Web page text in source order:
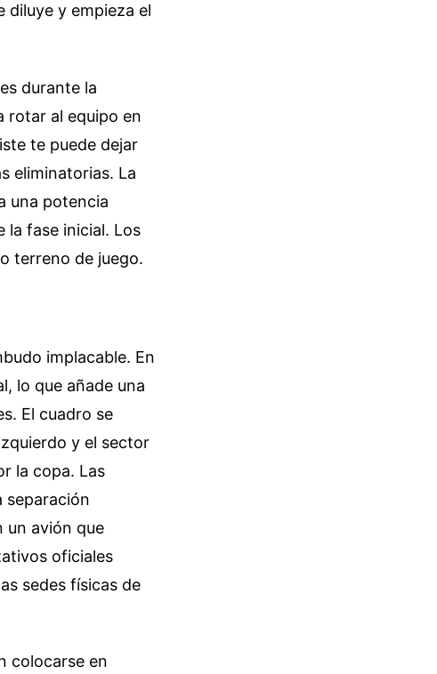
diluye y empieza el
durante la
rotar al equipo en
te puede dejar
eliminatorias. La
una potencia
la fase inicial. Los
terreno de juego.
implacable. En
lo que añade una
El cuadro se
y el sector
la copa. Las
separación
un avión que
oficiales
sedes físicas de
colocarse en